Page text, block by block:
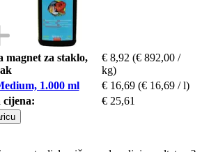
magnet za staklo,
€ 8,92 (€ 892,00 /
kg)
1.000 ml
€ 16,69 (€ 16,69 / l)
cijena:
€ 25,61